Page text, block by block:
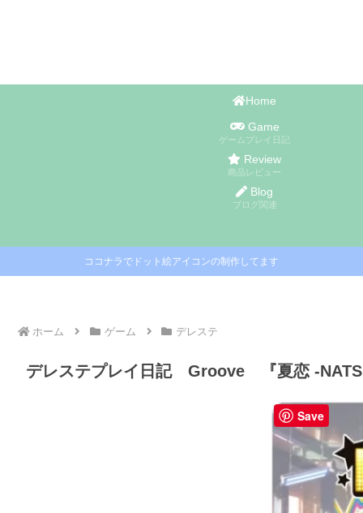
Home
Game
ゲームプレイ日記
Review
商品レビュー
Blog
ブログ関連
ココナラでドット絵アイコンの制作してます
ホーム ゲーム デレステ
デレステプレイ日記 Groove 『夏恋 -
Save